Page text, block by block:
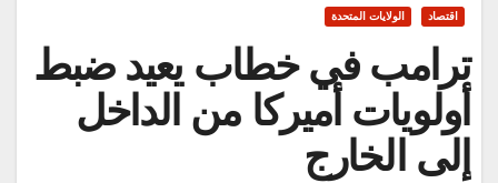
اقتصاد الولايات المتحدة
ترامب في خطاب يعيد ضبط
أولويات أميركا من الداخل
إلى الخارج